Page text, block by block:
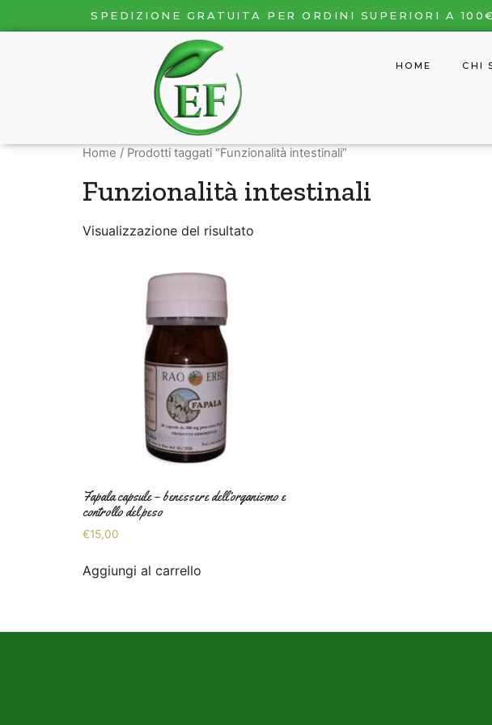
SPEDIZIONE GRATUITA PER ORDINI SUPERIORI A 100€
HOME CHI
Home / Prodotti taggati “Funzionalità intestinali”
Funzionalità intestinali
Visualizzazione del risultato
Fapala capsule – benessere dell’organismo e
controllo del peso
€15,00
Aggiungi al carrello